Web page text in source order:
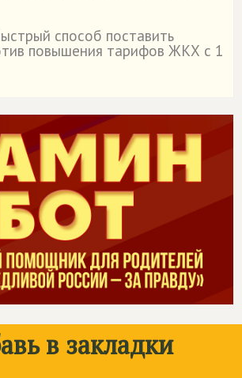
способ поставить
повышения тарифов ЖКХ с 1
в закладки